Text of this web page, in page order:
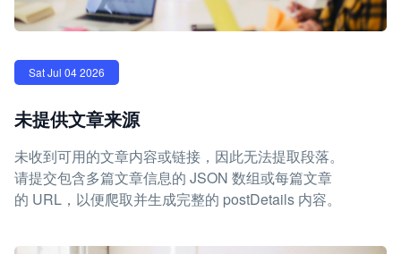
Sat Jul 04 2026
未提供文章来源
未收到可用的文章内容或链接，因此无法提取段落。
请提交包含多篇文章信息的 JSON 数组或每篇文章
的 URL，以便爬取并生成完整的 postDetails 内容。